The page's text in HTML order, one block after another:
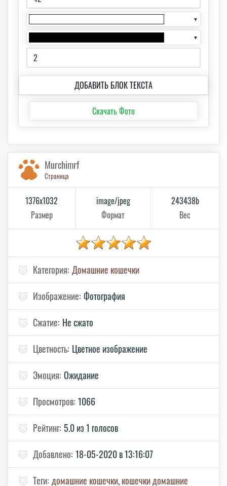
▼
▼
ДОБАВИТЬ БЛОК ТЕКСТА
Скачать Фото
Murchimrf
Страница
1376x1032
Размер
image/jpeg
Формат
243438b
Вес
🐱 Категория: Домашние кошечки
🐱 Изображение: Фотография
🐱 Сжатие: Не сжато
🐱 Цветность: Цветное изображение
🐱 Эмоция: Ожидание
🐱 Просмотров: 1066
🐱 Рейтинг: 5.0 из 1 голосов
🐱 Добавлено: 18-05-2020 в 13:16:07
🐱 Теги: домашние кошечки,кошечки домашние